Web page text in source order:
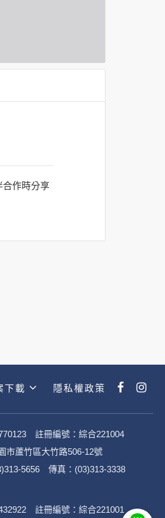
合作時分享
廣告廠商
時旅行社
之帳號及
下載 隱私權政策
註冊編號：綜合221004
市蘆竹區大竹路506-12號
5656 傳真：(03)313-3338
註冊編號：綜合221001